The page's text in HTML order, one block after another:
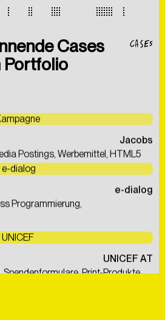
Cases
Portfolio
CASES
Postings, Werbemittel, HTML5
Jacobs
Programmierung,
e-dialog
Print-Produkte
UNICEF AT
die Datenschutzerklärunggelesen
der Verarbeitung meiner Daten zum